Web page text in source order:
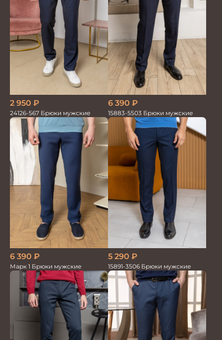
2 950 ₽
24126-567 Брюки мужские
6 390 ₽
15883-5503 Брюки мужские
6 390 ₽
Марк 1 Брюки мужские
5 290 ₽
15891-3506 Брюки мужские